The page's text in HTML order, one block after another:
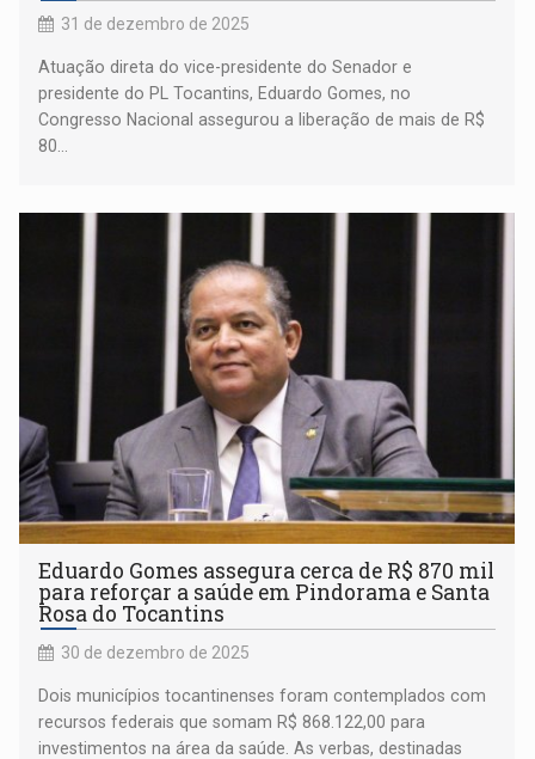
31 de dezembro de 2025
Atuação direta do vice-presidente do Senador e
presidente do PL Tocantins, Eduardo Gomes, no
Congresso Nacional assegurou a liberação de mais de R$
80...
Eduardo Gomes assegura cerca de R$ 870 mil
para reforçar a saúde em Pindorama e Santa
Rosa do Tocantins
30 de dezembro de 2025
Dois municípios tocantinenses foram contemplados com
recursos federais que somam R$ 868.122,00 para
investimentos na área da saúde. As verbas, destinadas